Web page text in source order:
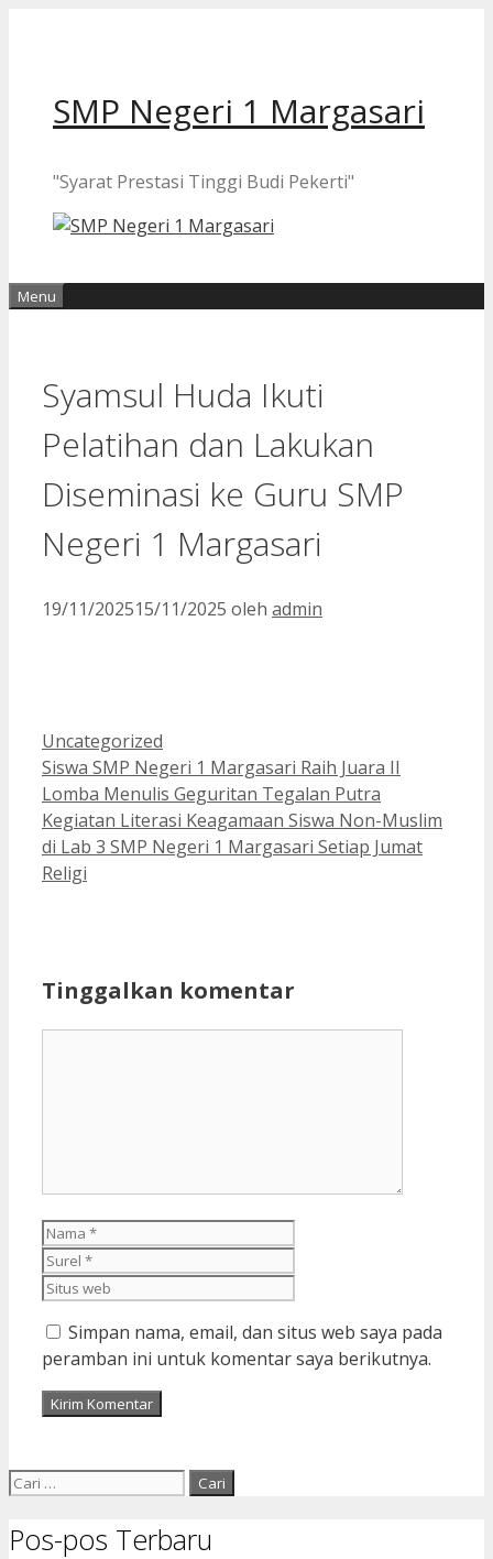
SMP Negeri 1 Margasari
"Syarat Prestasi Tinggi Budi Pekerti"
Menu
Syamsul Huda Ikuti
Pelatihan dan Lakukan
Diseminasi ke Guru SMP
Negeri 1 Margasari
19/11/202515/11/2025 oleh admin
Kategori
Uncategorized
Siswa SMP Negeri 1 Margasari Raih Juara II
Lomba Menulis Geguritan Tegalan Putra
Kegiatan Literasi Keagamaan Siswa Non-Muslim
di Lab 3 SMP Negeri 1 Margasari Setiap Jumat
Religi
Tinggalkan komentar
Nama
Simpan nama, email, dan situs web saya pada
peramban ini untuk komentar saya berikutnya.
Cari
Pos-pos Terbaru